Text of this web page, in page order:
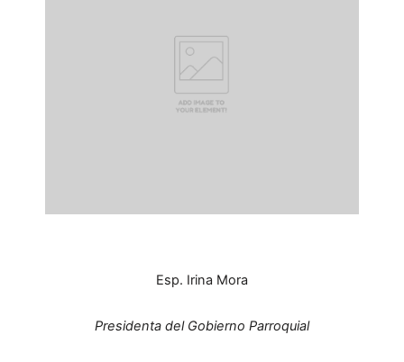
Esp. Irina Mora
Presidenta del Gobierno Parroquial